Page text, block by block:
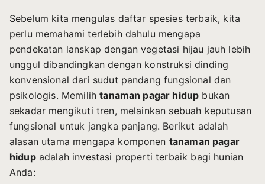
Sebelum kita mengulas daftar spesies terbaik, kita
perlu memahami terlebih dahulu mengapa
pendekatan lanskap dengan vegetasi hijau jauh lebih
unggul dibandingkan dengan konstruksi dinding
konvensional dari sudut pandang fungsional dan
psikologis. Memilihtanaman pagar hidup bukan
sekadar mengikuti tren, melainkan sebuah keputusan
fungsional untuk jangka panjang. Berikut adalah
alasan utama mengapa komponen tanaman pagar
hidupadalah investasi properti terbaik bagi hunian
Anda: